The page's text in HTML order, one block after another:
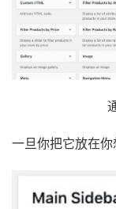
一旦你把它放在你